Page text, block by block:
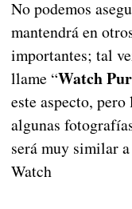
No podemos
mantendrá en
importantes; tal
llame “Watch
este aspecto,
algunas
será muy similar
Watch